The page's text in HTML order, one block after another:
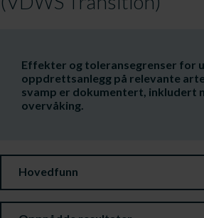
​Effekter og toleransegrenser for
oppdrettsanlegg på relevante
svamp er dokumentert, inkludert
overvåking.
Hovedfunn